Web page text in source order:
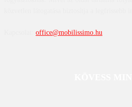
office@mobilissimo.hu